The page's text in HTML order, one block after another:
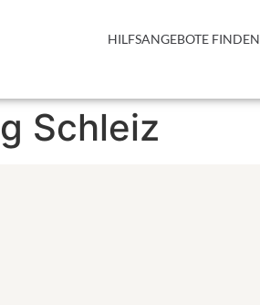
HILFSANGEBOTE FINDEN
Schleiz